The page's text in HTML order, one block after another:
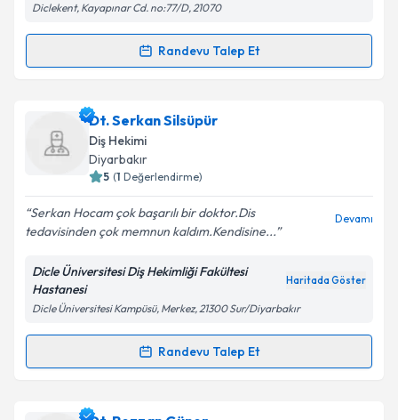
Kişisel verilerimin işlenmesine ilişkin
Metni'ni okudum ve kişisel verilerimin belirtilen
Takvim Talebini Gönder
Diclekent, Kayapınar Cd. no:77/D, 21070
Randevu Talep Et
Randevu Takvimi Talebi
Dt. Nihat Eviniçin randevu takvimi talebi oluşturun.
Size bu uzmandan randevu almanız için bir takvim
hazırlandığında e-posta ile bilgilendireceğiz.
Kişisel verilerimin işlenmesine ilişkin
Aydınlatma
Metni
kapsamda işlenmesini kabul ediyorum.
Takvim Talebini Gönder
Dt. Serkan Silsüpür
Diş Hekimi
Diyarbakır
5 (1 Değerlendirme)
Serkan Hocam çok başarılı bir doktor.Dis
tedavisinden çok memnun kaldım.Kendisine...
Devamı
Dicle Üniversitesi Diş Hekimliği Fakültesi
Hastanesi
Haritada Göster
Dicle Üniversitesi Kampüsü, Merkez, 21300 Sur/Diyarbakır
Randevu Talep Et
Randevu Takvimi Talebi